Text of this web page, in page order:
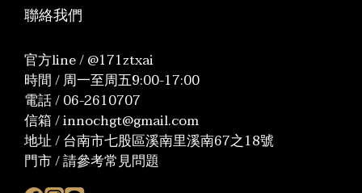
聯絡我們
官方line / @171ztxai
時間 / 周一至周五9:00-17:00
電話 / 06-2610707
信箱 / innochgt@gmail.com
地址 / 台南市七股區溪南里溪南67之18號
門市 / 請參考常見問題